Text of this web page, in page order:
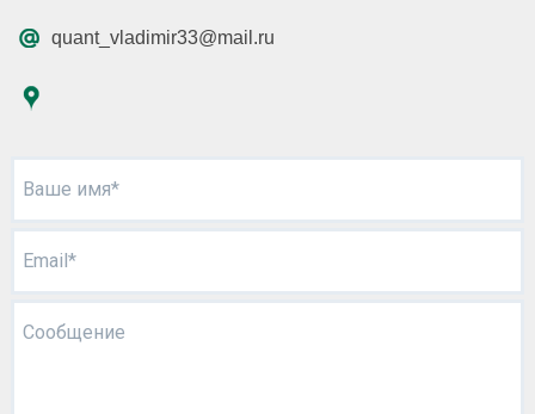
quant_vladimir33@mail.ru
Ваше имя*
Email*
Сообщение